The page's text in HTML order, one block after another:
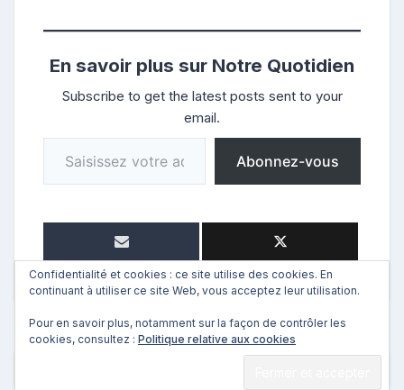
En savoir plus sur Notre Quotidien
Subscribe to get the latest posts sent to your
email.
Saisissez votre adresse e-mail…
Abonnez-vous
Confidentialité et cookies : ce site utilise des cookies. En
continuant à utiliser ce site Web, vous acceptez leur utilisation.
Pour en savoir plus, notamment sur la façon de contrôler les
cookies, consultez : Politique relative aux cookies